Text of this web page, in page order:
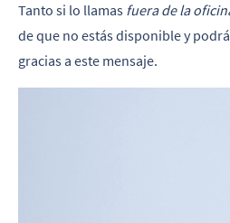
Tanto si lo llamas fuera de la
de que no estás disponible y
gracias a este mensaje.